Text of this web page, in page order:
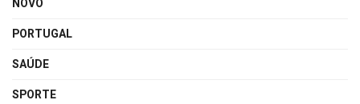
NOVO
PORTUGAL
SAÚDE
SPORTE